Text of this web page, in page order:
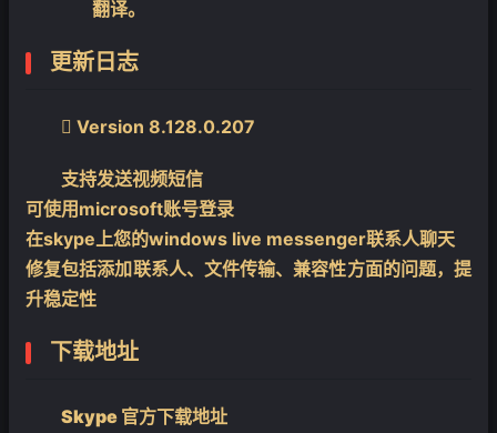
翻译。
更新日志
 Version 8.128.0.207
支持发送视频短信
可使用microsoft账号登录
在skype上您的windows live messenger联系人聊天
修复包括添加联系人、文件传输、兼容性方面的问题，提
升稳定性
下载地址
Skype 官方下载地址